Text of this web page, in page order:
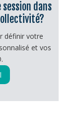
dans
définir votre
et vos